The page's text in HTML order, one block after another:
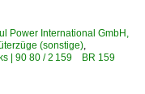
Power International GmbH,
(sonstige),
| 90 80 / 2 159 BR 159